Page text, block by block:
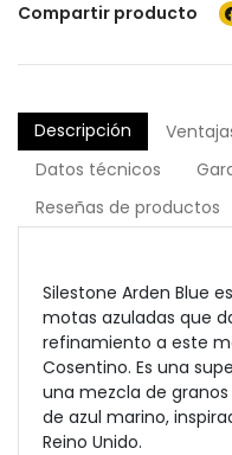
Compartir producto
Descripción
Datos técnicos
Reseñas de productos
Silestone Arden Blue
motas azuladas que
refinamiento a este
Cosentino. Es una
una mezcla de
de azul marino,
Reino Unido.